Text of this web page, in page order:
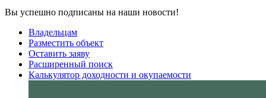
Вы успешно подписаны на наши новости!
Владельцам
Разместить объект
Оставить заяву
Расширенный поиск
Калькулятор доходности и окупаемости